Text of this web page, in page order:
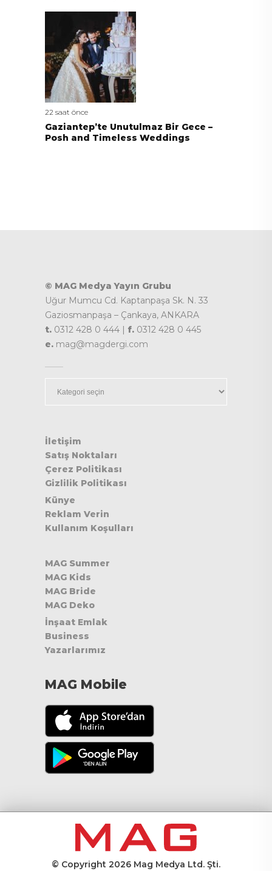
22 saat önce
Gaziantep’te Unutulmaz Bir Gece –
Posh and Timeless Weddings
© MAG Medya Yayın Grubu
Uğur Mumcu Cd. Kaptanpaşa Sk. N. 33
Gaziosmanpaşa – Çankaya, ANKARA
t. 0312 428 0 444 | f. 0312 428 0 445
e. mag@magdergi.com
İletişim
Satış Noktaları
Çerez Politikası
Gizlilik Politikası
Künye
Reklam Verin
Kullanım Koşulları
MAG Summer
MAG Kids
MAG Bride
MAG Deko
İnşaat Emlak
Business
Yazarlarımız
MAG Mobile
© Copyright 2026 Mag Medya Ltd. Şti.